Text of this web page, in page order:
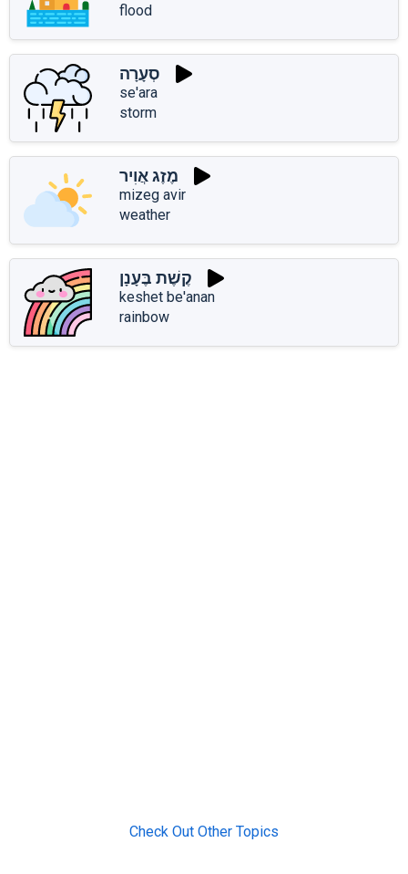
flood
סְעָרָה
se'ara
storm
מֶזֶג אֲוִיר
mizeg avir
weather
קֶשֶׁת בֶּעָנָן
keshet be'anan
rainbow
Check Out Other Topics